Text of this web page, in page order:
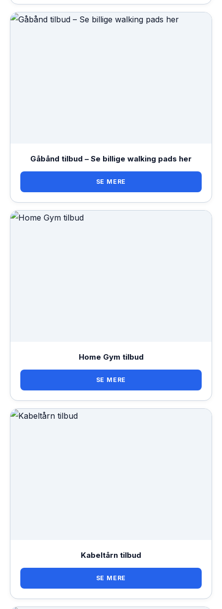
Gåbånd tilbud – Se billige walking pads her
SE MERE
Home Gym tilbud
SE MERE
Kabeltårn tilbud
SE MERE